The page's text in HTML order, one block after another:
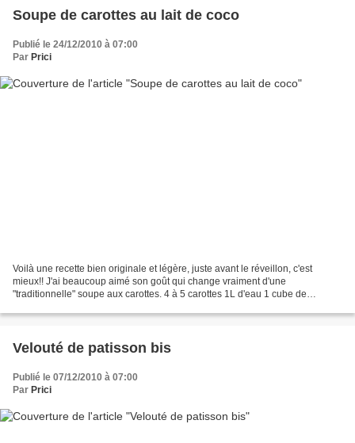
Soupe de carottes au lait de coco
Publié le 24/12/2010 à 07:00
Par Prici
Voilà une recette bien originale et légère, juste avant le réveillon, c'est
mieux!! J'ai beaucoup aimé son goût qui change vraiment d'une
"traditionnelle" soupe aux carottes. 4 à 5 carottes 1L d'eau 1 cube de
Velouté de patisson bis
Publié le 07/12/2010 à 07:00
Par Prici